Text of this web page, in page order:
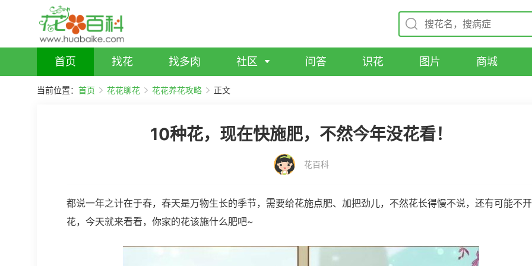
首页 找花 找多肉 社区 问答 识花 图片 商城
当前位置： 首页 花花聊花 花花养花攻略 正文
10种花，现在快施肥，不然今年没花看！
花百科
都说一年之计在于春，春天是万物生长的季节，需要给花施点肥、加把劲儿，不然花长得慢不说，还有可能不开
花，今天就来看看，你家的花该施什么肥吧~